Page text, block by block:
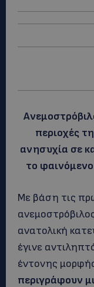
περιοχές
ανησυχία σε
το
Με βάση τις
ανατολική
έγινε
έντονης
περιγράφουν